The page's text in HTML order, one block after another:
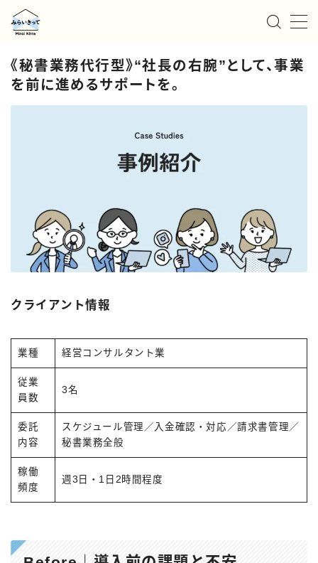
事例紹介
採用情報
《秘書業務代行型》“社長の右腕”として、事業
を前に進めるサポートを。
クライアント情報
業種 経営コンサルタント業
従業
員数
3名
委託
内容
スケジュール管理／入金確認・対応／請求書管理／
秘書業務全般
稼働
頻度
週3日・1日2時間程度